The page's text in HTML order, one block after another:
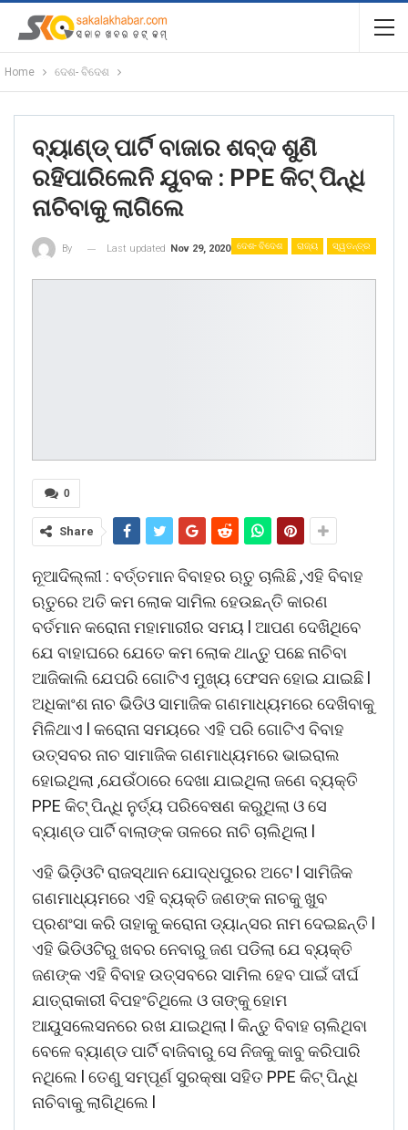
Home ଦେଶ- ବିଦେଶ
ବ୍ୟାଣ୍ଡ୍ ପାର୍ଟି ବାଜାର ଶବ୍ଦ ଶୁଣି
ରହିପାରିଲେନି ଯୁବକ : PPE କିଟ୍ ପିନ୍ଧି
ନାଚିବାକୁ ଲାଗିଲେ
ଦେଶ- ବିଦେଶ ରାଜ୍ୟ ସ୍ୱତନ୍ତ୍ର
By Last updated Nov 29, 2020
0
Share
ନୂଆଦିଲ୍ଲୀ : ବର୍ତ୍ତମାନ ବିବାହର ଋତୁ ଚାଲିଛି ,ଏହି ବିବାହ
ଋତୁରେ ଅତି କମ ଲୋକ ସାମିଲ ହେଉଛନ୍ତି କାରଣ
ବର୍ତମାନ କରୋନା ମହାମାରୀର ସମୟ l ଆପଣ ଦେଖିଥିବେ
ଯେ ବାହାଘରେ ଯେତେ କମ ଲୋକ ଥାନ୍ତୁ ପଛେ ନାଚିବା
ଆଜିକାଲି ଯେପରି ଗୋଟିଏ ମୁଖ୍ୟ ଫେସନ ହୋଇ ଯାଇଛି l
ଅଧିକାଂଶ ନାଚ ଭିଡିଓ ସାମାଜିକ ଗଣମାଧ୍ୟମରେ ଦେଖିବାକୁ
ମିଳିଥାଏ l କରୋନା ସମୟରେ ଏହି ପରି ଗୋଟିଏ ବିବାହ
ଉତ୍ସବର ନାଚ ସାମାଜିକ ଗଣମାଧ୍ୟମରେ ଭାଇରାଲ
ହୋଇଥିଲା ,ଯେଉଁଠାରେ ଦେଖା ଯାଇଥିଲା ଜଣେ ବ୍ୟକ୍ତି
PPE କିଟ୍ ପିନ୍ଧି ନୁର୍ତ୍ୟ ପରିବେଷଣ କରୁଥିଲା ଓ ସେ
ବ୍ୟାଣ୍ଡ ପାର୍ଟି ବାଲାଙ୍କ ତାଳରେ ନାଚି ଚାଲିଥିଲା l
ଏହି ଭିଡ଼ିଓଟି ରାଜସ୍ଥାନ ଯୋଦ୍ଧପୁରର ଅଟେ l ସାମିଜିକ
ଗଣମାଧ୍ୟମରେ ଏହି ବ୍ୟକ୍ତି ଜଣଙ୍କ ନାଚକୁ ଖୁବ
ପ୍ରଶଂସା କରି ତାହାକୁ କରୋନା ଡ୍ୟାନ୍ସର ନାମ ଦେଇଛନ୍ତି l
ଏହି ଭିଡିଓଟିରୁ ଖବର ନେବାରୁ ଜଣ ପଡିଲା ଯେ ବ୍ୟକ୍ତି
ଜଣଙ୍କ ଏହି ବିବାହ ଉତ୍ସବରେ ସାମିଲ ହେବ ପାଇଁ ଦୀର୍ଘ
ଯାତ୍ରାକାରୀ ବିପହଂଚିଥିଲେ ଓ ତାଙ୍କୁ ହୋମ
ଆୟୁସଲେସନରେ ରଖ ଯାଇଥିଲା l କିନ୍ତୁ ବିବାହ ଚାଲିଥିବା
ବେଳେ ବ୍ୟାଣ୍ଡ ପାର୍ଟି ବାଜିବାରୁ ସେ ନିଜକୁ କାବୁ କରିପାରି
ନଥିଲେ l ତେଣୁ ସମ୍ପୂର୍ଣ ସୁରକ୍ଷା ସହିତ PPE କିଟ୍ ପିନ୍ଧି
ନାଚିବାକୁ ଲାଗିଥିଲେ l